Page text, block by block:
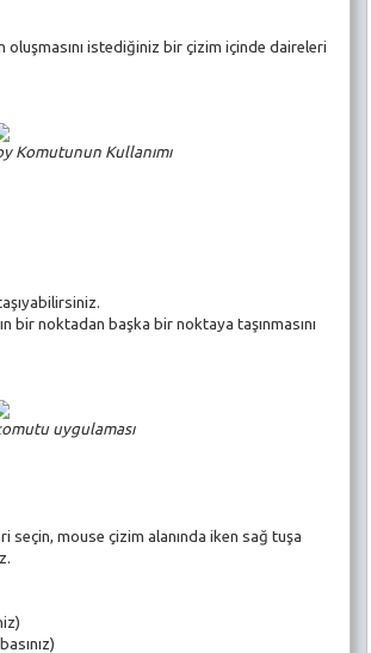
istediğiniz bir çizim içinde daireleri
Komutunun Kullanımı
bir noktadan başka bir noktaya taşınmasını
uygulaması
seçin, mouse çizim alanında iken sağ tuşa